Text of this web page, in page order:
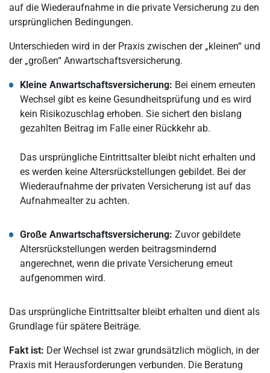
auf die Wiederaufnahme in die private Versicherung zu den
ursprünglichen Bedingungen.
Unterschieden wird in der Praxis zwischen der „kleinen“ und
der „großen“ Anwartschaftsversicherung.
Kleine Anwartschaftsversicherung: Bei einem erneuten
Wechsel gibt es keine Gesundheitsprüfung und es wird
kein Risikozuschlag erhoben. Sie sichert den bislang
gezahlten Beitrag im Falle einer Rückkehr ab.
Das ursprüngliche Eintrittsalter bleibt nicht erhalten und
es werden keine Altersrückstellungen gebildet. Bei der
Wiederaufnahme der privaten Versicherung ist auf das
Aufnahmealter zu achten.
Große Anwartschaftsversicherung: Zuvor gebildete
Altersrückstellungen werden beitragsmindernd
angerechnet, wenn die private Versicherung erneut
aufgenommen wird.
Das ursprüngliche Eintrittsalter bleibt erhalten und dient als
Grundlage für spätere Beiträge.
Fakt ist: Der Wechsel ist zwar grundsätzlich möglich, in der
Praxis mit Herausforderungen verbunden. Die Beratung